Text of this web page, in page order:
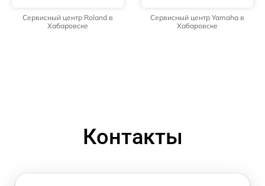
Сервисный центр Roland в
Хабаровске
Сервисный центр Yamaha в
Хабаровске
Контакты